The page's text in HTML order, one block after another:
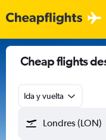
Cheap flights
Ida y vuelta
Londres (LON)